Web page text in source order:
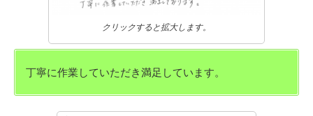
クリックすると拡大します。
丁寧に作業していただき満足しています。